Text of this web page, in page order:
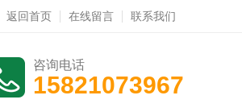
返回首页 在线留言 联系我们
咨询电话
15821073967